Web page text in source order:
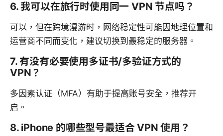
6. 我可以在旅行时使用同一 VPN 节点吗？
可以，但在跨境漫游时，网络稳定性可能因地理位置和
运营商不同而变化，建议切换到最稳定的服务器。
7. 有没有必要使用多证书/多验证方式的
VPN？
多因素认证（MFA）有助于提高账号安全，推荐开
启。
8. iPhone 的哪些型号最适合 VPN 使用？